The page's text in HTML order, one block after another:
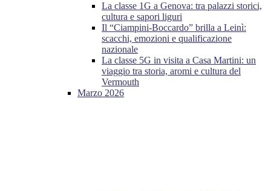
La classe 1G a Genova: tra palazzi storici,
cultura e sapori liguri
Il “Ciampini-Boccardo” brilla a Leinì:
scacchi, emozioni e qualificazione
nazionale
La classe 5G in visita a Casa Martini: un
viaggio tra storia, aromi e cultura del
Vermouth
Marzo 2026